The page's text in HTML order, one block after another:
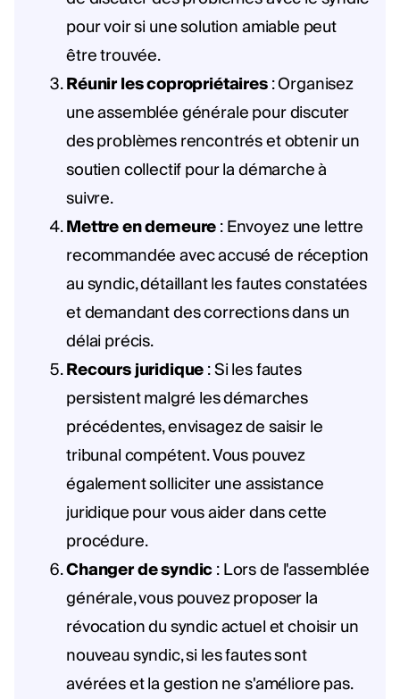
pour voir si une solution amiable peut
être trouvée.
Réunir les copropriétaires: Organisez
une assemblée générale pour discuter
des problèmes rencontrés et obtenir un
soutien collectif pour la démarche à
suivre.
Mettre en demeure: Envoyez une lettre
recommandée avec accusé de réception
au syndic, détaillant les fautes constatées
et demandant des corrections dans un
délai précis.
Recours juridique: Si les fautes
persistent malgré les démarches
précédentes, envisagez de saisir le
tribunal compétent. Vous pouvez
également solliciter une assistance
juridique pour vous aider dans cette
procédure.
Changer de syndic: Lors de l'assemblée
générale, vous pouvez proposer la
révocation du syndic actuel et choisir un
nouveau syndic, si les fautes sont
avérées et la gestion ne s'améliore pas.